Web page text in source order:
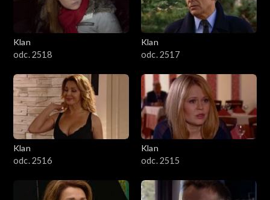
Klan
odc. 2518
Klan
odc. 2517
Klan
odc. 2516
Klan
odc. 2515